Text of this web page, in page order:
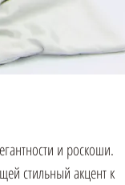
и роскоши.
стильный акцент к